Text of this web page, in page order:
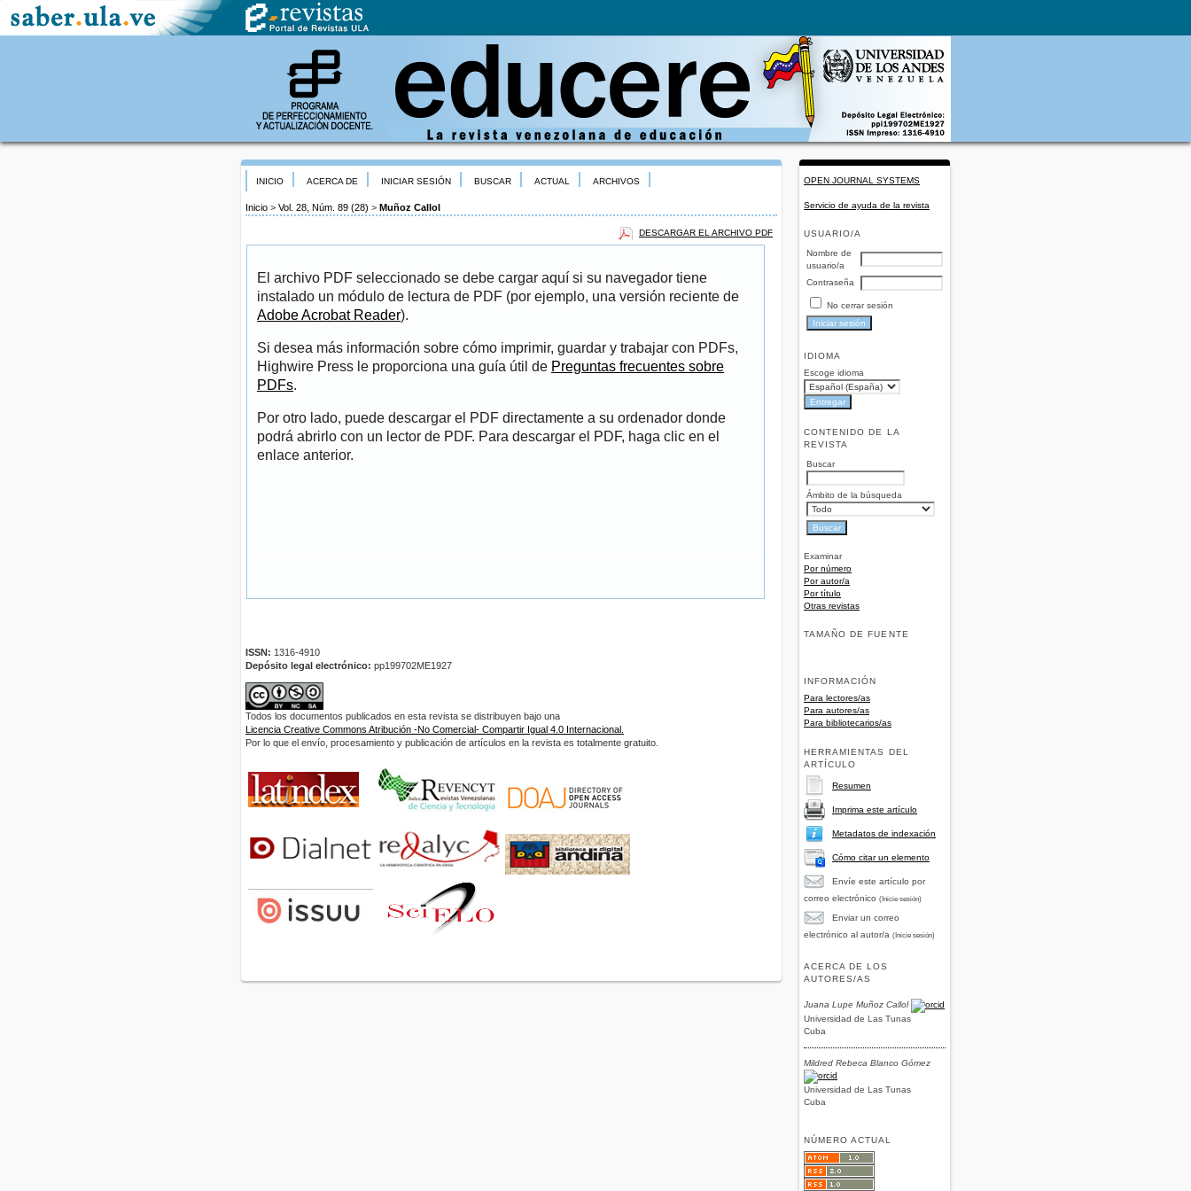
OPEN JOURNAL SYSTEMS
Servicio de ayuda de la revista
USUARIO/A
Nombre de
usuario/a
Contraseña
No cerrar sesión
IDIOMA
Escoge idioma
CONTENIDO DE LA
REVISTA
Buscar
Ámbito de la búsqueda
Examinar
Por número
Por autor/a
Por título
Otras revistas
TAMAÑO DE FUENTE
INFORMACIÓN
Para lectores/as
Para autores/as
Para bibliotecarios/as
HERRAMIENTAS DEL
ARTÍCULO
Resumen
Imprima este artículo
Metadatos de indexación
Cómo citar un elemento
Envíe este artículo por
correo electrónico (Inicie sesión)
Enviar un correo
electrónico al autor/a (Inicie sesión)
ACERCA DE LOS
AUTORES/AS
Juana Lupe Muñoz Callol
Universidad de Las Tunas
Cuba
Mildred Rebeca Blanco Gómez
Universidad de Las Tunas
Cuba
NÚMERO ACTUAL
INICIO ACERCA DE INICIAR SESIÓN BUSCAR ACTUAL ARCHIVOS
Inicio > Vol. 28, Núm. 89 (28) > Muñoz Callol
DESCARGAR EL ARCHIVO PDF
El archivo PDF seleccionado se debe cargar aquí si su navegador tiene
instalado un módulo de lectura de PDF (por ejemplo, una versión reciente de
Adobe Acrobat Reader).
Si desea más información sobre cómo imprimir, guardar y trabajar con PDFs,
Highwire Press le proporciona una guía útil de Preguntas frecuentes sobre
PDFs.
Por otro lado, puede descargar el PDF directamente a su ordenador donde
podrá abrirlo con un lector de PDF. Para descargar el PDF, haga clic en el
enlace anterior.
ISSN: 1316-4910
Depósito legal electrónico: pp199702ME1927
Todos los documentos publicados en esta revista se distribuyen bajo una
Licencia Creative Commons Atribución -No Comercial- Compartir Igual 4.0 Internacional.
Por lo que el envío, procesamiento y publicación de artículos en la revista es totalmente gratuito.